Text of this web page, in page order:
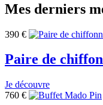
Mes derniers
390 €
Paire de
Je découvre
760 €